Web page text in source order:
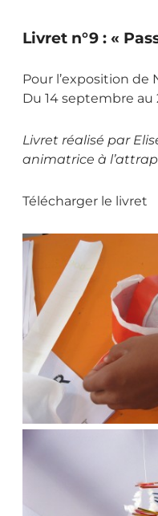
Livret n°9 : «
Pour l’exposition de
Du 14 septembre au
Livret réalisé par
animatrice à
Télécharger le livret